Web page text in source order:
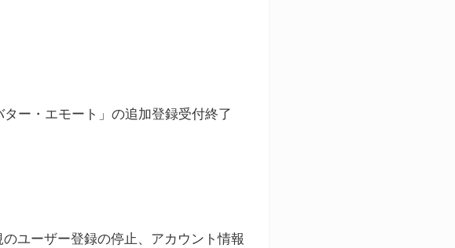
ー・エモート」の追加登録受付終了
ユーザー登録の停止、アカウント情報